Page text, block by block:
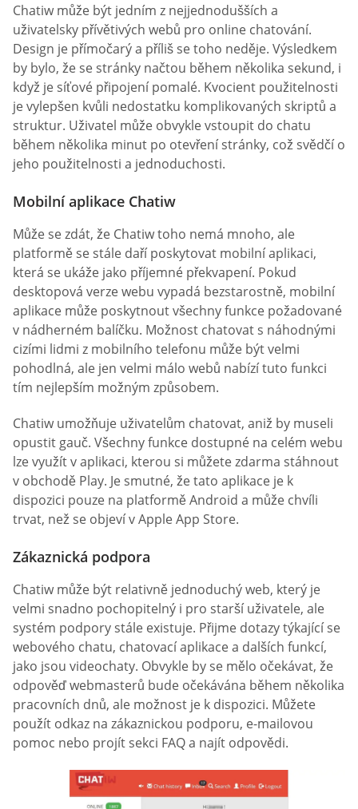
Chatiw může být jedním z nejjednodušších a
uživatelsky přívětivých webů pro online chatování.
Design je přímočarý a příliš se toho neděje. Výsledkem
by bylo, že se stránky načtou během několika sekund, i
když je síťové připojení pomalé. Kvocient použitelnosti
je vylepšen kvůli nedostatku komplikovaných skriptů a
struktur. Uživatel může obvykle vstoupit do chatu
během několika minut po otevření stránky, což svědčí o
jeho použitelnosti a jednoduchosti.
Mobilní aplikace Chatiw
Může se zdát, že Chatiw toho nemá mnoho, ale
platformě se stále daří poskytovat mobilní aplikaci,
která se ukáže jako příjemné překvapení. Pokud
desktopová verze webu vypadá bezstarostně, mobilní
aplikace může poskytnout všechny funkce požadované
v nádherném balíčku. Možnost chatovat s náhodnými
cizími lidmi z mobilního telefonu může být velmi
pohodlná, ale jen velmi málo webů nabízí tuto funkci
tím nejlepším možným způsobem.
Chatiw umožňuje uživatelům chatovat, aniž by museli
opustit gauč. Všechny funkce dostupné na celém webu
lze využít v aplikaci, kterou si můžete zdarma stáhnout
v obchodě Play. Je smutné, že tato aplikace je k
dispozici pouze na platformě Android a může chvíli
trvat, než se objeví v Apple App Store.
Zákaznická podpora
Chatiw může být relativně jednoduchý web, který je
velmi snadno pochopitelný i pro starší uživatele, ale
systém podpory stále existuje. Přijme dotazy týkající se
webového chatu, chatovací aplikace a dalších funkcí,
jako jsou videochaty. Obvykle by se mělo očekávat, že
odpověď webmasterů bude očekávána během několika
pracovních dnů, ale možnost je k dispozici. Můžete
použít odkaz na zákaznickou podporu, e-mailovou
pomoc nebo projít sekci FAQ a najít odpovědi.